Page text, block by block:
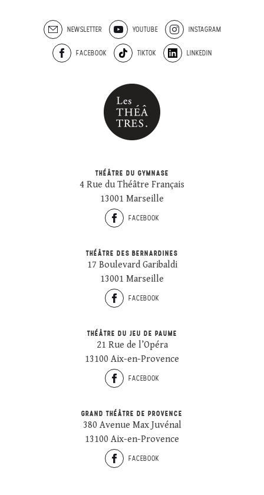
NEWSLETTER YOUTUBE INSTAGRAM
FACEBOOK TIKTOK LINKEDIN
THÉÂTRE DU GYMNASE
4 Rue du Théâtre Français
13001 Marseille
FACEBOOK
THÉÂTRE DES BERNARDINES
17 Boulevard Garibaldi
13001 Marseille
FACEBOOK
THÉÂTRE DU JEU DE PAUME
21 Rue de l’Opéra
13100 Aix-en-Provence
FACEBOOK
GRAND THÉÂTRE DE PROVENCE
380 Avenue Max Juvénal
13100 Aix-en-Provence
FACEBOOK